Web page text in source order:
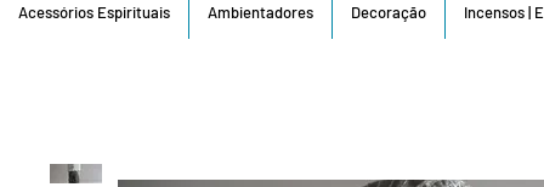
Acessórios Espirituais Ambientadores Decoração Incensos |